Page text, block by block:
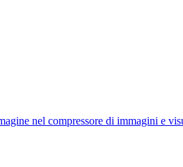
nel compressore di immagini e